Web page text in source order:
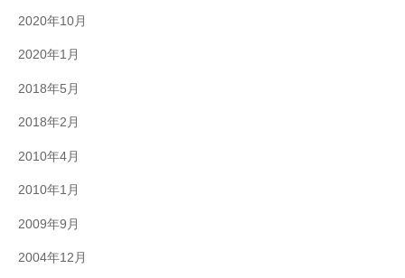
2020年10月
2020年1月
2018年5月
2018年2月
2010年4月
2010年1月
2009年9月
2004年12月